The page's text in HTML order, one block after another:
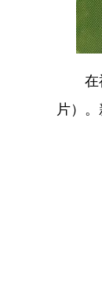
在福
片）